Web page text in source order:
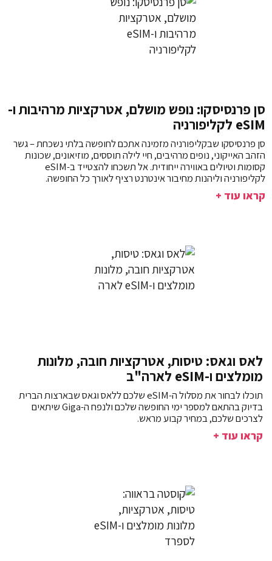
סן פרנסיסקו: נופש מושלם, אטרקציות מרהיבות ו-
eSIM לקליפורניה
סן פרנסיסקו שבקליפורניה מזמינה אתכם לחופשה בלתי נשכחת – גשר
הזהב האייקוני, נופים מרהיבים, חיי לילה תוססים, מוזיאונים, שכונות
קסומות וטיולים באווירה ייחודית. אל תשכחו להצטייד ב-eSIM
לקליפורניה וליהנות מחיבור אינטרנט רציף לאורך כל החופשה.
קראו עוד +
לאס וגאס: טיסות, אטרקציות חובה, מלונות
מומלצים ו-eSIM לארה"ב
תוכלו לבחור את מסלול ה-eSIM שלכם ללאס וגאס שבארצות הברית
בדיוק בהתאם למספר ימי החופשה שלכם ולנפח ה-Giga שיתאים
לצרכים שלכם, במחיר קבוע מראש.
קראו עוד +